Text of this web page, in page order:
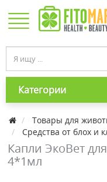
Категории
Товары для
Средства от блох и
Капли ЭкоВет
4*1мл